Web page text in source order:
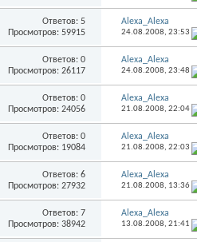
Ответов: 5
Просмотров: 59915
Alexa_Alexa
24.08.2008, 23:53
Ответов: 0
Просмотров: 26117
Alexa_Alexa
24.08.2008, 23:48
Ответов: 0
Просмотров: 24056
Alexa_Alexa
21.08.2008, 22:04
Ответов: 0
Просмотров: 19084
Alexa_Alexa
21.08.2008, 22:03
Ответов: 6
Просмотров: 27932
Alexa_Alexa
21.08.2008, 13:36
Ответов: 7
Просмотров: 38942
Alexa_Alexa
13.08.2008, 21:41